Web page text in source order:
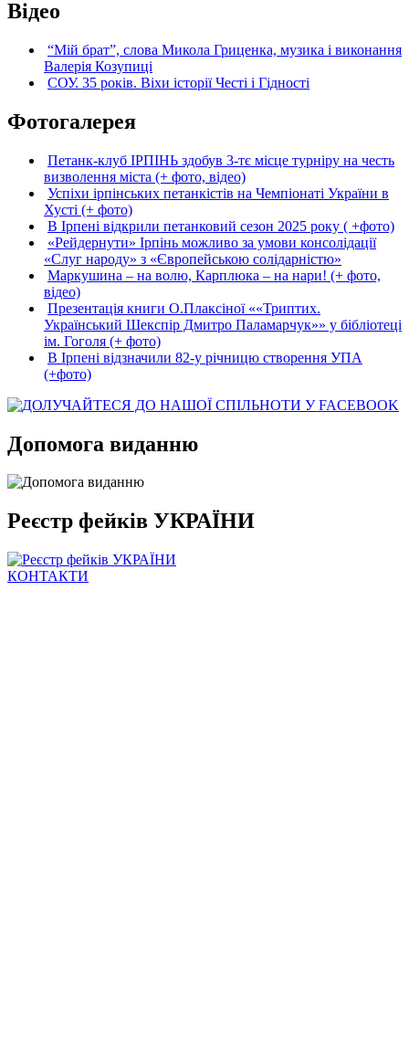
Відео
“Мій брат”, слова Микола Гриценка, музика і виконання
Валерія Козупиці
СОУ. 35 років. Віхи історії Честі і Гідності
Фотогалерея
Петанк-клуб ІРПІНЬ здобув 3-тє місце турніру на честь
визволення міста (+ фото, відео)
Успіхи ірпінських петанкістів на Чемпіонаті України в
Хусті (+ фото)
В Ірпені відкрили петанковий сезон 2025 року ( +фото)
«Рейдернути» Ірпінь можливо за умови консолідації
«Слуг народу» з «Європейською солідарністю»
Маркушина – на волю, Карплюка – на нари! (+ фото,
відео)
Презентація книги О.Плаксіної ««Триптих.
Український Шекспір Дмитро Паламарчук»» у бібліотеці
ім. Гоголя (+ фото)
В Ірпені відзначили 82-у річницю створення УПА
(+фото)
Допомога виданню
Реєстр фейків УКРАЇНИ
КОНТАКТИ